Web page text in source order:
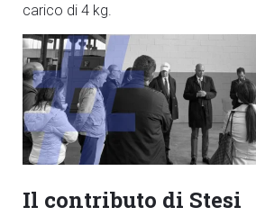
carico di 4 kg.
Il contributo di Stesi